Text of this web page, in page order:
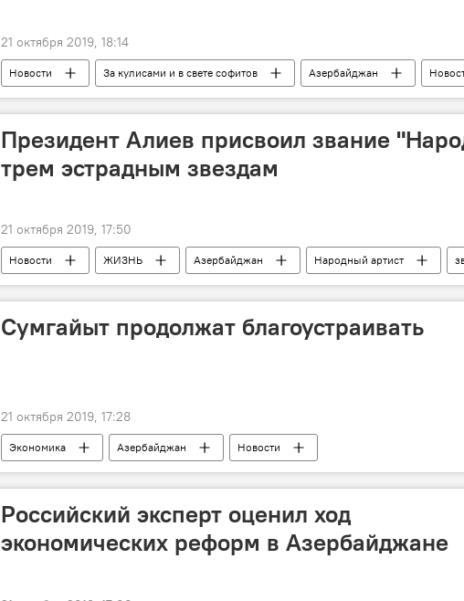
21 октября 2019, 18:14
Новости За кулисами и в свете софитов Азербайджан
Культура
ЖИЗНЬ Модели Грузия конкурс красоты
Президент Алиев присвоил звание
трем эстрадным звездам
21 октября 2019, 17:50
Новости ЖИЗНЬ Азербайджан Народный артист
Присвоение
Эстрада
Сумгайыт продолжат благоустраивать
21 октября 2019, 17:28
Экономика Азербайджан Новости
Российский эксперт оценил ход
экономических реформ в Азербайджане